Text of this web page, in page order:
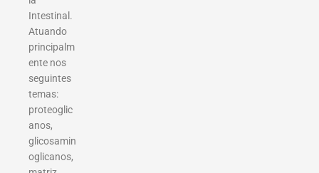
Intestinal.
Atuando
principalm
ente nos
seguintes
temas:
proteoglic
anos,
glicosamin
oglicanos,